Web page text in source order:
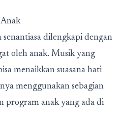
dilengkapi dengan
oleh anak. Musik yang
menaikkan suasana hati
menggunakan sebagian
program anak yang ada di